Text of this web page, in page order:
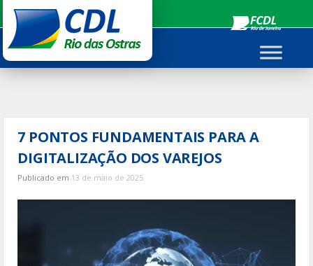
para
conteúdo
7 PONTOS FUNDAMENTAIS PARA A
DIGITALIZAÇÃO DOS VAREJOS
Publicado em 13 de maio de 2025